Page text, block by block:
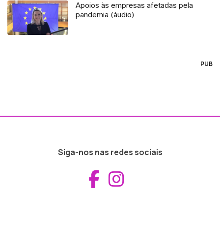
Apoios às empresas afetadas pela
pandemia (áudio)
PUB
Siga-nos nas redes sociais
Aceder ao